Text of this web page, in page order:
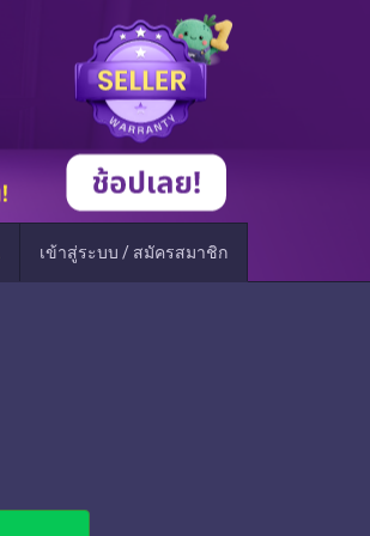
เข้าสู่ระบบ / สมัครสมาชิก